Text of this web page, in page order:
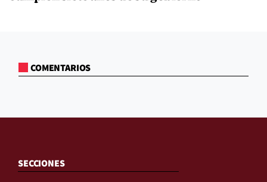
COMENTARIOS
SECCIONES